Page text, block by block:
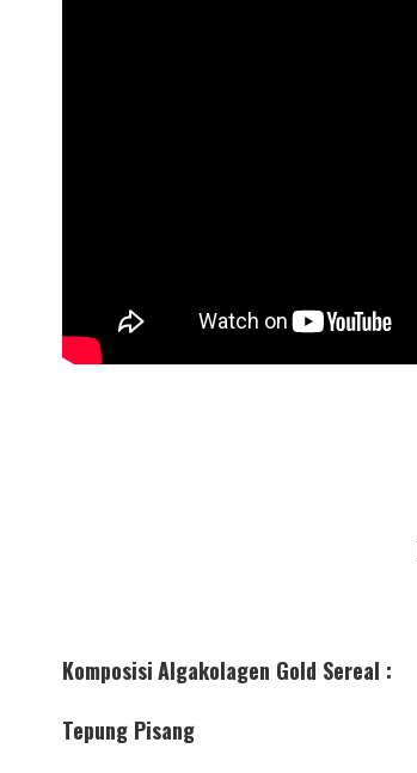
KomposisiAlgakolagen Gold Sereal :
Tepung Pisang